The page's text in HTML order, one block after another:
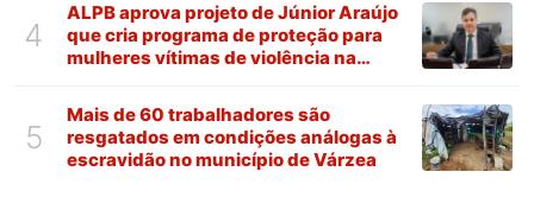
4
ALPB aprova projeto de Júnior Araújo
que cria programa de proteção para
mulheres vítimas de violência na
5
Mais de 60 trabalhadores são
resgatados em condições análogas à
escravidão no município de Várzea